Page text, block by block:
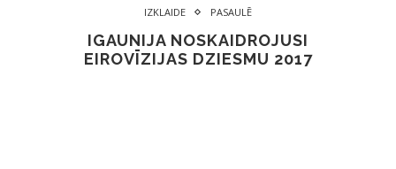
IZKLAIDE PASAULĒ
IGAUNIJA NOSKAIDROJUSI
EIROVĪZIJAS DZIESMU 2017